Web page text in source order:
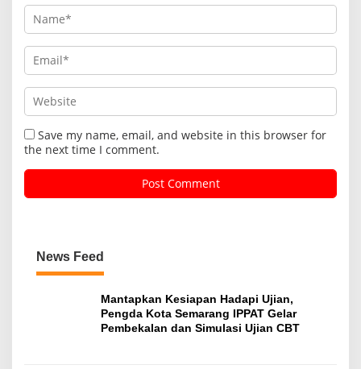
Save my name, email, and website in this browser for
the next time I comment.
News Feed
Mantapkan Kesiapan Hadapi Ujian,
Pengda Kota Semarang IPPAT Gelar
Pembekalan dan Simulasi Ujian CBT